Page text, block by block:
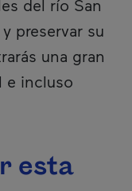
del río San
preservar su
una gran
e incluso
esta